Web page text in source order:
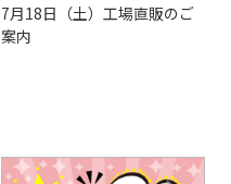
7月18日（土）工場直販のご
案内